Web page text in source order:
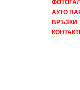
АУТО
ВРЪЗКИ